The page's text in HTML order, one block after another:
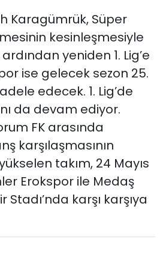
Karagümrük, Süper
kesinleşmesiyle
yeniden 1. Lig’e
ise gelecek sezon 25.
edecek. 1. Lig’de
da devam ediyor.
FK arasında
karşılaşmasının
takım, 24 Mayıs
Erokspor ile Medaş
Stadı’nda karşı karşıya